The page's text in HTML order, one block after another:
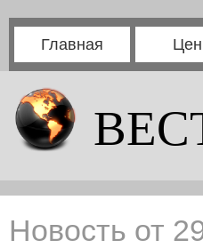
Главная
Новость от